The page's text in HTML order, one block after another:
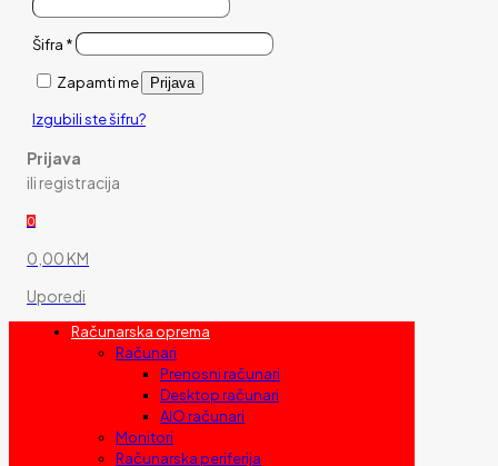
Šifra *
Zapamti me Prijava
Izgubili ste šifru?
Prijava
ili registracija
0
0,00 KM
Uporedi
Računarska oprema
Računari
Prenosni računari
Desktop računari
AIO računari
Monitori
Računarska periferija